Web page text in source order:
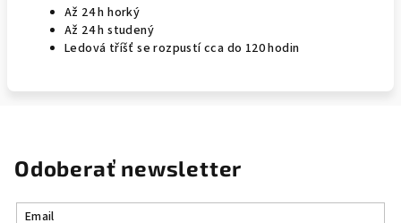
Až 24 h horký
Až 24 h studený
Ledová tříšť se rozpustí cca do 120 hodin
Odoberať newsletter
Email